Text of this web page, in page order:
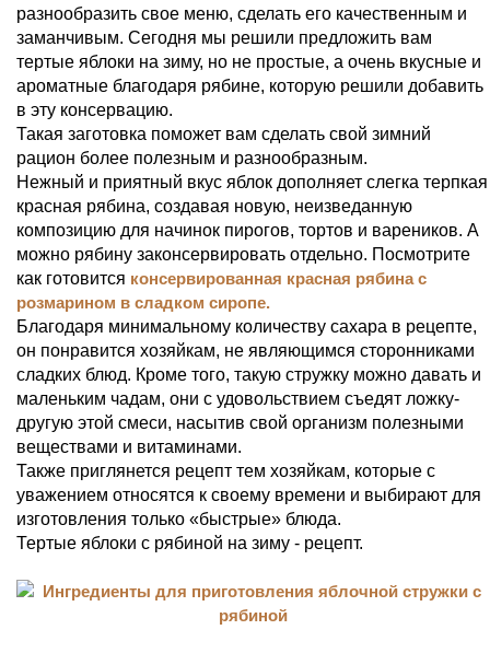
разнообразить свое меню, сделать его качественным и
заманчивым. Сегодня мы решили предложить вам
тертые яблоки на зиму, но не простые, а очень вкусные и
ароматные благодаря рябине, которую решили добавить
в эту консервацию.
Такая заготовка поможет вам сделать свой зимний
рацион более полезным и разнообразным.
Нежный и приятный вкус яблок дополняет слегка терпкая
красная рябина, создавая новую, неизведанную
композицию для начинок пирогов, тортов и вареников. А
можно рябину законсервировать отдельно. Посмотрите
как готовится консервированная красная рябина с
розмарином в сладком сиропе.
Благодаря минимальному количеству сахара в рецепте,
он понравится хозяйкам, не являющимся сторонниками
сладких блюд. Кроме того, такую стружку можно давать и
маленьким чадам, они с удовольствием съедят ложку-
другую этой смеси, насытив свой организм полезными
веществами и витаминами.
Также приглянется рецепт тем хозяйкам, которые с
уважением относятся к своему времени и выбирают для
изготовления только «быстрые» блюда.
Тертые яблоки с рябиной на зиму - рецепт.